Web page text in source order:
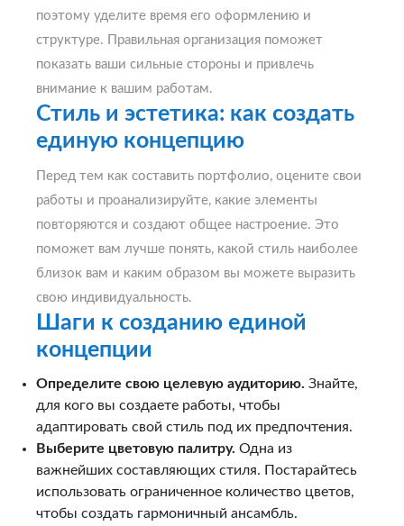
поэтому уделите время его оформлению и
структуре. Правильная организация поможет
показать ваши сильные стороны и привлечь
внимание к вашим работам.
Стиль и эстетика: как создать
единую концепцию
Перед тем как составить портфолио, оцените свои
работы и проанализируйте, какие элементы
повторяются и создают общее настроение. Это
поможет вам лучше понять, какой стиль наиболее
близок вам и каким образом вы можете выразить
свою индивидуальность.
Шаги к созданию единой
концепции
Определите свою целевую аудиторию. Знайте,
для кого вы создаете работы, чтобы
адаптировать свой стиль под их предпочтения.
Выберите цветовую палитру. Одна из
важнейших составляющих стиля. Постарайтесь
использовать ограниченное количество цветов,
чтобы создать гармоничный ансамбль.